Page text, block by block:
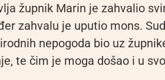
župnik Marin je zahvalio
zahvalu je uputio mons.
nepogoda bio uz
te čim je moga došao i u